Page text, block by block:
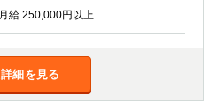
月給 250,000円以上
細を見る